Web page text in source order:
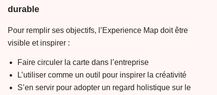
durable
Pour remplir ses objectifs, l’Experience Map doit être
visible et inspirer :
Faire circuler la carte dans l’entreprise
L’utiliser comme un outil pour inspirer la créativité
S’en servir pour adopter un regard holistique sur le